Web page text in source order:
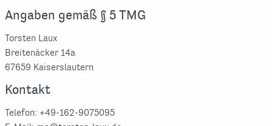
Angaben gemäß § 5 TMG
Torsten Laux
Breitenäcker 14a
67659 Kaiserslautern
Kontakt
Telefon: +49-162-9075095